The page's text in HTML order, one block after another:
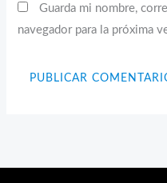
Guarda mi nombre,
navegador para la próxima